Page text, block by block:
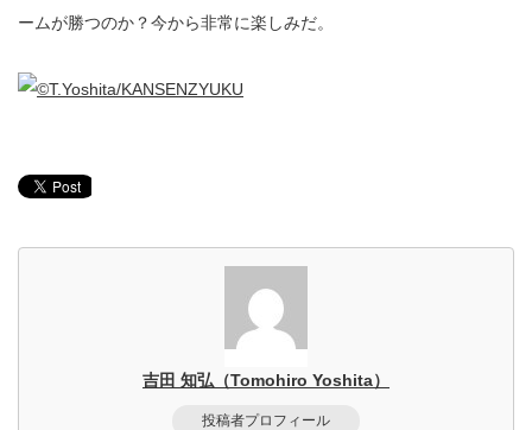
ームが勝つのか？今から非常に楽しみだ。
吉田 知弘（Tomohiro Yoshita）
投稿者プロフィール